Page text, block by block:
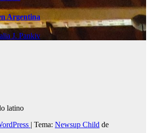
Argentina
J. Pankiv
latino
| Tema: Newsup Child de